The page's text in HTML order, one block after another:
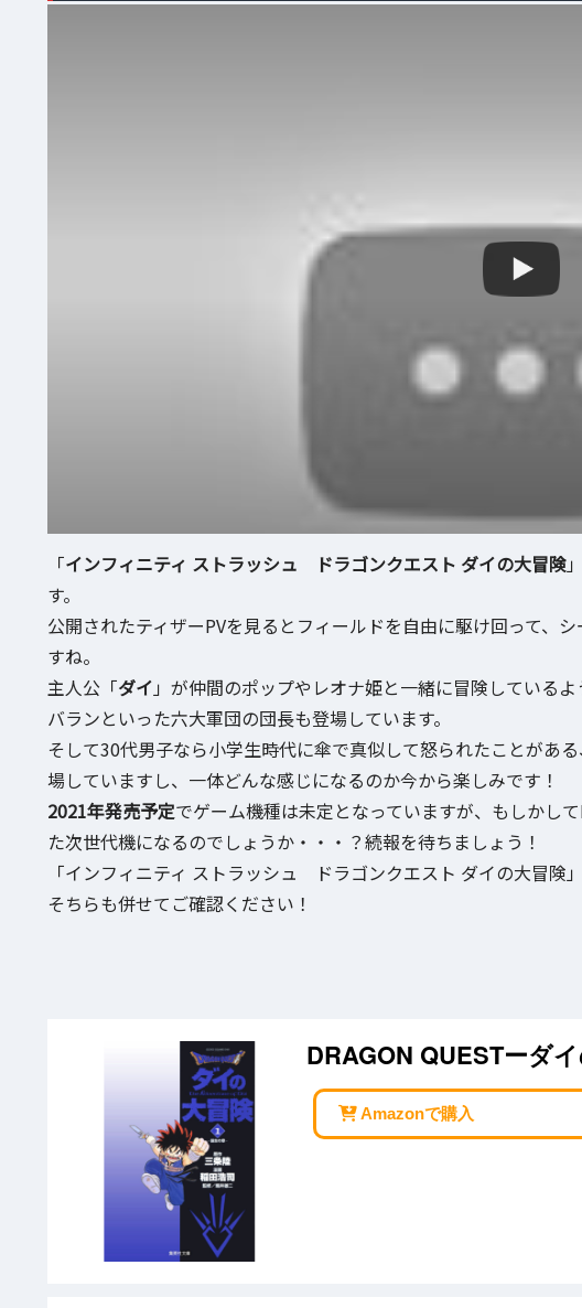
「インフィニティ ストラッシュ ドラゴンクエスト ダイの大冒険
す。
公開されたティザーPVを見るとフィールドを自由に駆け回って、
すね。
主人公「ダイ 」が仲間のポップやレオナ姫と一緒に冒険している
バランといった六大軍団の団長も登場しています。
そして30代男子なら小学生時代に傘で真似して怒られたことがあ
場していますし、一体どんな感じになるのか今から楽しみです！
2021年発売予定でゲーム機種は未定となっていますが、もしかし
た次世代機になるのでしょうか・・・？続報を待ちましょう！
「インフィニティ ストラッシュ ドラゴンクエスト ダイの大冒険
そちらも併せてご確認ください！
DRAGON QUESTーダ
Amazonで購入